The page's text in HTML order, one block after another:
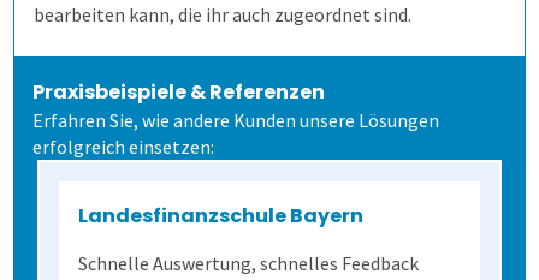
Abschreiben verhindern
Prüflinge anlegen
Fehler vermeiden
Transparenz schaffen
Qualitätsdaten
Ergebnisbericht
Aufgabenverwaltung Frida
Scannerkorrektur Klaus Papier
Schulungen
Einstieg
Extras
Bürgerbeteiligung
Studierendenbefragung
Daten importieren
Fragebogen erstellen
Auf Papier befragen
Online befragen
4. Bögen erfassen
Fragebögen einscannen
5. Ergebnisse generieren
bearbeiten kann, die ihr auch zugeordnet sind.
Praxisbeispiele & Referenzen
Erfahren Sie, wie andere Kunden unsere Lösungen
erfolgreich einsetzen:
Landesfinanzschule Bayern
Schnelle Auswertung, schnelles Feedback